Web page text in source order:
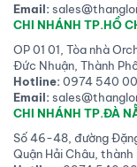
Email:
CHI NHÁNH TP.HỒ
OP 01 01, Tòa nhà
Đức Nhuận, Thành
Hotline:0974 540
Email:
CHI NHÁNH TP.ĐÀ
Số 46-48, đường
Quận Hải Châu,